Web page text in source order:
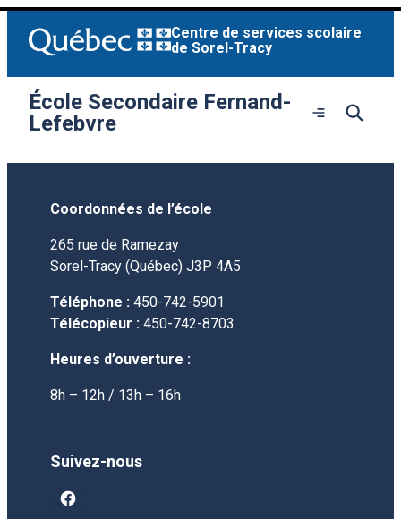
Aller
contenu
Centre de services scolaire
de Sorel-Tracy
École Secondaire Fernand-
Lefebvre
Ouvrir
Coordonnées de l’école
265 rue de Ramezay
Sorel-Tracy (Québec) J3P 4A5
Téléphone : 450-742-5901
Télécopieur : 450-742-8703
Heures d’ouverture :
8h – 12h / 13h – 16h
Suivez-nous
facebook